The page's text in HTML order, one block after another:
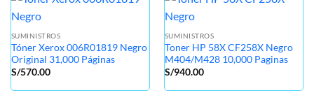
SUMINISTROS
Tóner Xerox 006R01819 Negro
Original 31,000 Páginas
S/570.00
SUMINISTROS
Toner HP 58X CF258X Negro
M404/M428 10,000 Paginas
S/940.00